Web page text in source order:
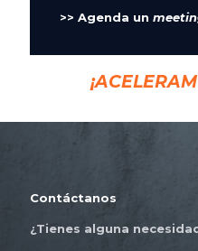
>> Agenda un
Contáctanos
¿Tienes alguna